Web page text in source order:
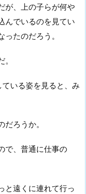
が、上の子らが何や
んでいるのを見てい
たのだろう。
いる姿を見ると、み
ろうか。
で、普通に仕事の
と遠くに連れて行っ